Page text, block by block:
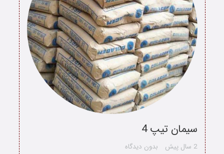
سیمان تیپ 4
2 سال پیش بدون دیدگاه